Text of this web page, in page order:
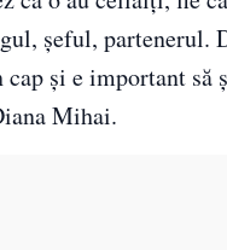
șeful, partenerul.
și e important să
Mihai.